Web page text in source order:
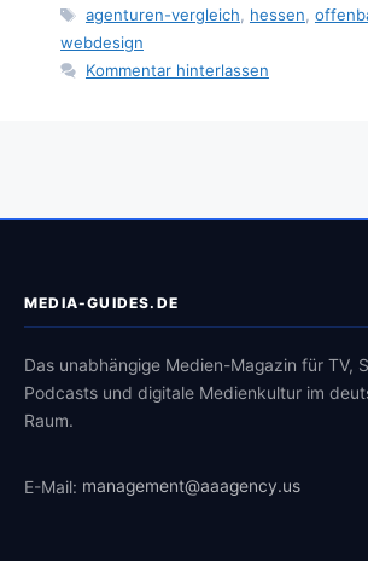
Schlagwörter
agenturen-vergleich, hessen,
webdesign
Kommentar hinterlassen
MEDIA-GUIDES.DE
Das unabhängige Medien-Magazin für TV,
Podcasts und digitale Medienkultur im
Raum.
E-Mail: management@aaagency.us